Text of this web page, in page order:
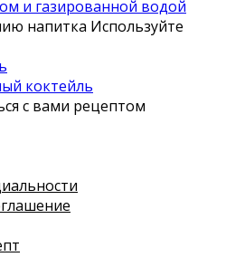
и газированной водой
напитка Используйте
коктейль
с вами рецептом